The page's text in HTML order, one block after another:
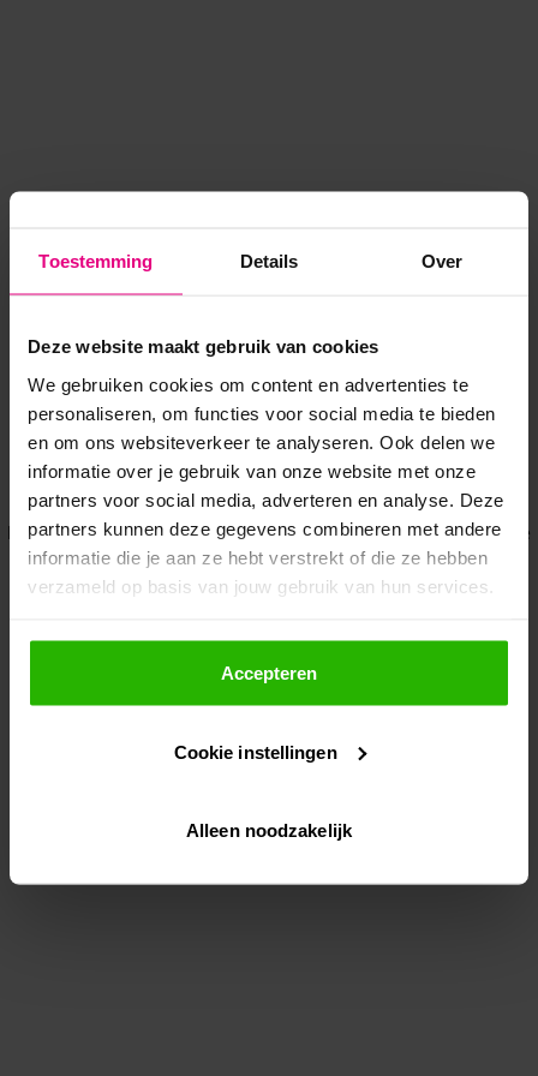
Toestemming Details Over
Deze website maakt gebruik van cookies
We gebruiken cookies om content en advertenties te
personaliseren, om functies voor social media te bieden
en om ons websiteverkeer te analyseren. Ook delen we
informatie over je gebruik van onze website met onze
partners voor social media, adverteren en analyse. Deze
partners kunnen deze gegevens combineren met andere
informatie die je aan ze hebt verstrekt of die ze hebben
verzameld op basis van jouw gebruik van hun services.
Als je op "Accepteer" klikt, dan geef je Voordeeluitjes.nl
toestemming om cookies voor social media en
gepersonaliseerde advertenties te plaatsen.
Lees hier meer over in onsprivacybeleid
Via "Cookie instellingen" kun je ook zelf instellen welke
Accepteren
Cookie instellingen
Alleen noodzakelijk
Application error: a client-side exception has occurred while
loadingwww.voordeeluitjes.nl (see the browser console for more
information).